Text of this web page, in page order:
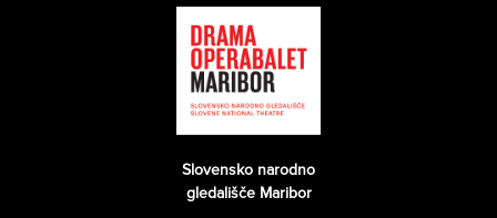
Slovensko narodno
gledališče Maribor